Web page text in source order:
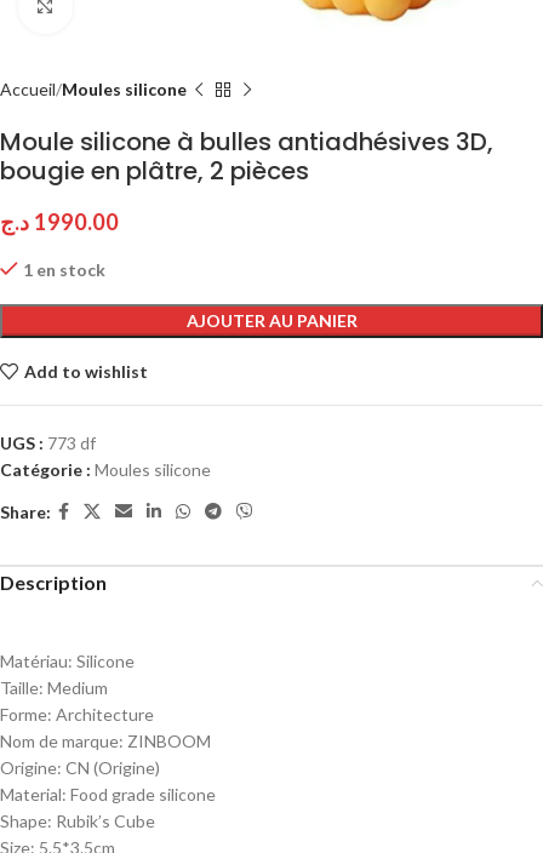
Accueil Moules silicone
Moule silicone à bulles antiadhésives 3D,
bougie en plâtre, 2 pièces
1990.00 د.ج
1 en stock
AJOUTER AU PANIER
Add to wishlist
UGS : 773 df
Catégorie : Moules silicone
Share:
Description
Matériau: Silicone
Taille: Medium
Forme: Architecture
Nom de marque: ZINBOOM
Origine: CN (Origine)
Material: Food grade silicone
Shape: Rubik’s Cube
Size: 5.5*3.5cm